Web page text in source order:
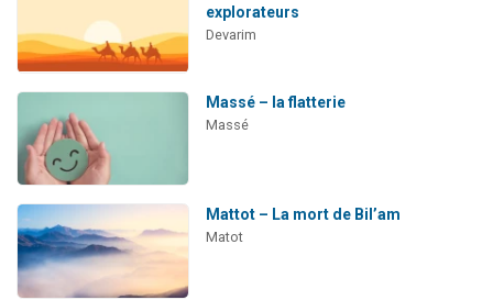
explorateurs
Devarim
Massé – la flatterie
Massé
Mattot – La mort de Bil’am
Matot